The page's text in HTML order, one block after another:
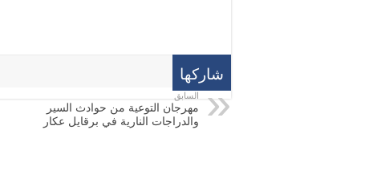
شاركها
السابق
مهرجان التوعية من حوادث السير
والدراجات النارية في برقايل عكار